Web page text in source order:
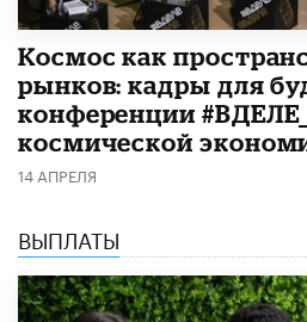
Космос как
рынков: кадры для
конференции
космической
14 АПРЕЛЯ
ВЫПЛАТЫ